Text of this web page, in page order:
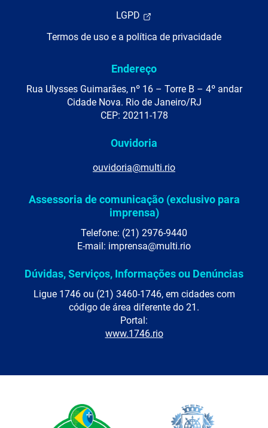
LGPD
Termos de uso e a política de privacidade
Endereço
Rua Ulysses Guimarães, nº 16 – Torre B – 4º andar
Cidade Nova. Rio de Janeiro/RJ
CEP: 20211-178
Ouvidoria
ouvidoria@multi.rio
Assessoria de comunicação (exclusivo para
imprensa)
Telefone: (21) 2976-9440
E-mail: imprensa@multi.rio
Dúvidas, Serviços, Informações ou Denúncias
Ligue 1746 ou (21) 3460-1746, em cidades com
código de área diferente do 21.
Portal:
www.1746.rio